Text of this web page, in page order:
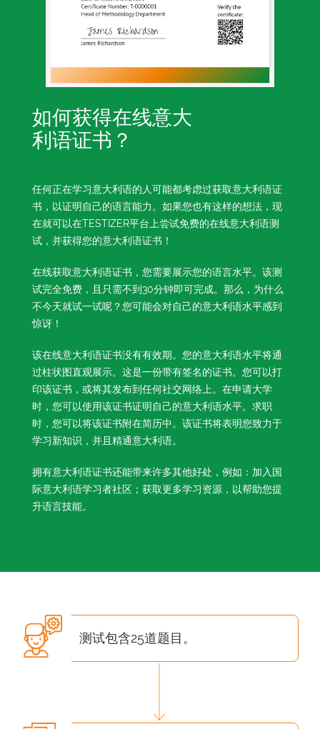
如何获得在线意大
利语证书？
任何正在学习意大利语的人可能都考虑过获取意大利语证
书，以证明自己的语言能力。如果您也有这样的想法，现
在就可以在TESTIZER平台上尝试免费的在线意大利语测
试，并获得您的意大利语证书！
在线获取意大利语证书，您需要展示您的语言水平。该测
试完全免费，且只需不到30分钟即可完成。那么，为什么
不今天就试一试呢？您可能会对自己的意大利语水平感到
惊讶！
该在线意大利语证书没有有效期。您的意大利语水平将通
过柱状图直观展示。这是一份带有签名的证书。您可以打
印该证书，或将其发布到任何社交网络上。在申请大学
时，您可以使用该证书证明自己的意大利语水平。求职
时，您可以将该证书附在简历中。该证书将表明您致力于
学习新知识，并且精通意大利语。
拥有意大利语证书还能带来许多其他好处，例如：加入国
际意大利语学习者社区；获取更多学习资源，以帮助您提
升语言技能。
测试包含25道题目。